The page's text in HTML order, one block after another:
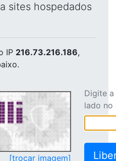
sites hospedados
IP 216.73.216.186,
[trocar imagem]
Digite
lado no